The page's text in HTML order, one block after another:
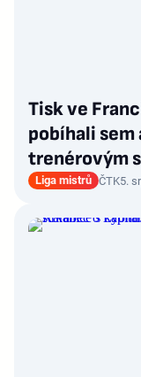
Tisk ve
pobíhali sem
trenérovým
Liga mistrů ČTK5.